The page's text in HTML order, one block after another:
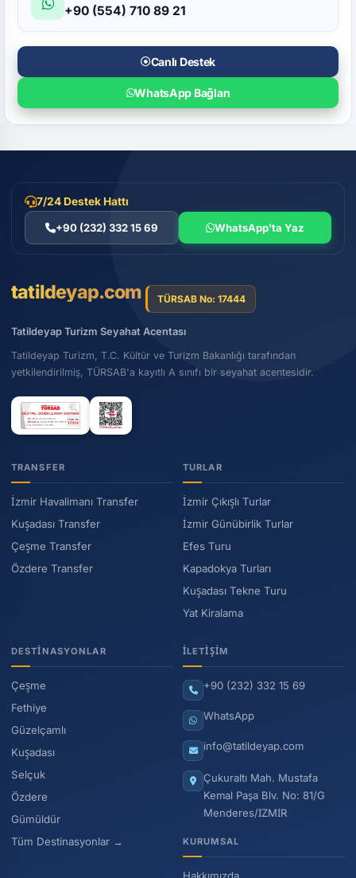
+90 (554) 710 89 21
Canlı Destek
WhatsApp Bağlan
7/24 Destek Hattı
+90 (232) 332 15 69 WhatsApp'ta Yaz
tatildeyap.com TÜRSAB No: 17444
Tatildeyap Turizm Seyahat Acentası
Tatildeyap Turizm, T.C. Kültür ve Turizm Bakanlığı tarafından
yetkilendirilmiş, TÜRSAB'a kayıtlı A sınıfı bir seyahat acentesidir.
TRANSFER
İzmir Havalimanı Transfer
Kuşadası Transfer
Çeşme Transfer
Özdere Transfer
TURLAR
İzmir Çıkışlı Turlar
İzmir Günübirlik Turlar
Efes Turu
Kapadokya Turları
Kuşadası Tekne Turu
Yat Kiralama
DESTINASYONLAR
Çeşme
Fethiye
Güzelçamlı
Kuşadası
Selçuk
Özdere
Gümüldür
Tüm Destinasyonlar →
İLETIŞIM
+90 (232) 332 15 69
WhatsApp
info@tatildeyap.com
Çukuraltı Mah. Mustafa
Kemal Paşa Blv. No: 81/G
Menderes/İZMİR
KURUMSAL